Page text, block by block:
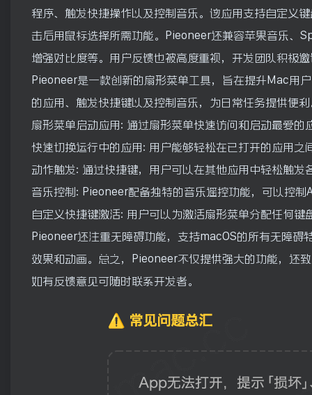
程序、触发快捷操作以及控制音乐。该应用支持自定义
击后用鼠标选择所需功能。Pieoneer还兼容苹果音乐、
增强对比度等。用户反馈也被高度重视，开发团队积极
Pieoneer是一款创新的扇形菜单工具，旨在提升Mac用
的应用、触发快捷键以及控制音乐，为日常任务提供便利
扇形菜单启动应用: 通过扇形菜单快速访问和启动最爱
快速切换运行中的应用: 用户能够轻松在已打开的应用
动作触发: 通过快捷键，用户可以在其他应用中轻松触发
音乐控制: Pieoneer配备独特的音乐遥控功能，可以控
自定义快捷键激活: 用户可以为激活扇形菜单分配任何
Pieoneer还注重无障碍功能，支持macOS的所有无障
效果和动画。总之，Pieoneer不仅提供强大的功能，还
如有反馈意见可随时联系开发者。